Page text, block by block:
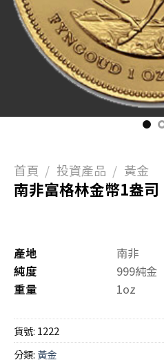
首頁 / 投資產品 / 黃金
南非富格林金幣1盎司
產地
南非
純度
999純金
重量
1oz
貨號: 1222
分類: 黃金